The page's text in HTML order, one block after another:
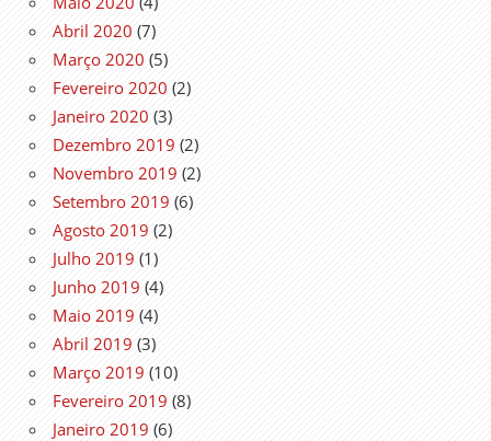
Abril 2020 (7)
Março 2020 (5)
Fevereiro 2020 (2)
Janeiro 2020 (3)
Dezembro 2019 (2)
Novembro 2019 (2)
Setembro 2019 (6)
Agosto 2019 (2)
Julho 2019 (1)
Junho 2019 (4)
Maio 2019 (4)
Abril 2019 (3)
Março 2019 (10)
Fevereiro 2019 (8)
Janeiro 2019 (6)